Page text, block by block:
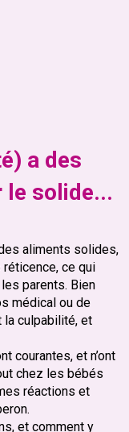
a des
solide...
aliments solides,
ce qui
parents. Bien
médical ou de
la culpabilité, et
courantes, et n’ont
chez les bébés
réactions et
et comment y